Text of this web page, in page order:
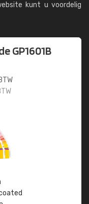
kunt u voordelig
GP1601B